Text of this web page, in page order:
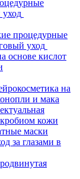
процедурные
уход
основе кислот
на
и мака
кожи
маски
за глазами в